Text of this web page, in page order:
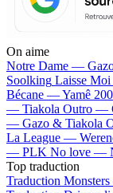
On aime
Notre Dame —
Soolking Laisse
Bécane —Yamê
— Tiakola Outro —
— Gazo & Tiakola
La League —
— PLK No love —
Top traduction
Traduction